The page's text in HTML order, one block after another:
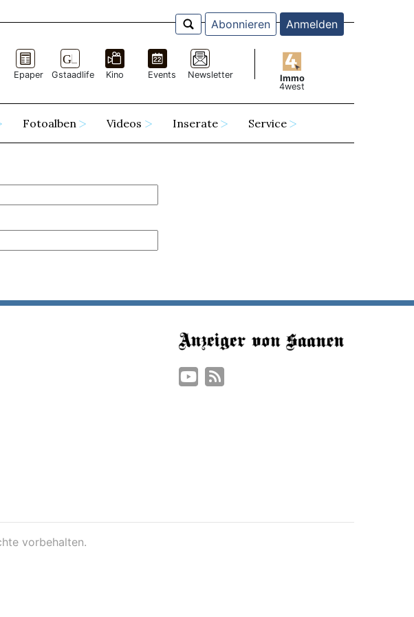
Abonnieren Anmelden
Epaper Gstaadlife Kino Events Newsletter
Immo
4west
Fotoalben Videos Inserate Service
vorbehalten.